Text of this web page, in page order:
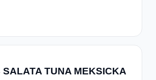
SALATA TUNA MEKSICKA